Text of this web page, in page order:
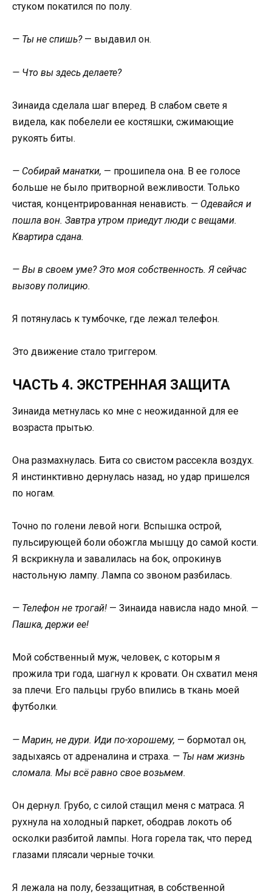
стуком покатился по полу.
— Ты не спишь?— выдавил он.
— Что вы здесь делаете?
Зинаида сделала шаг вперед. В слабом свете я
видела, как побелели ее костяшки, сжимающие
рукоять биты.
— Собирай манатки, — прошипела она. В ее голосе
больше не было притворной вежливости. Только
чистая, концентрированная ненависть. — Одевайся и
пошла вон. Завтра утром приедут люди с вещами.
Квартира сдана.
— Вы в своем уме? Это моя собственность. Я сейчас
вызову полицию.
Я потянулась к тумбочке, где лежал телефон.
Это движение стало триггером.
ЧАСТЬ 4. ЭКСТРЕННАЯ ЗАЩИТА
Зинаида метнулась ко мне с неожиданной для ее
возраста прытью.
Она размахнулась. Бита со свистом рассекла воздух.
Я инстинктивно дернулась назад, но удар пришелся
по ногам.
Точно по голени левой ноги. Вспышка острой,
пульсирующей боли обожгла мышцу до самой кости.
Я вскрикнула и завалилась на бок, опрокинув
настольную лампу. Лампа со звоном разбилась.
— Телефон не трогай! — Зинаида нависла надо мной. —
Пашка, держи ее!
Мой собственный муж, человек, с которым я
прожила три года, шагнул к кровати. Он схватил меня
за плечи. Его пальцы грубо впились в ткань моей
футболки.
— Марин, не дури. Иди по-хорошему, — бормотал он,
задыхаясь от адреналина и страха. — Ты нам жизнь
сломала. Мы всё равно свое возьмем.
Он дернул. Грубо, с силой стащил меня с матраса. Я
рухнула на холодный паркет, ободрав локоть об
осколки разбитой лампы. Нога горела так, что перед
глазами плясали черные точки.
Я лежала на полу, беззащитная, в собственной